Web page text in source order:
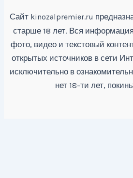
Сайт kinozalpremier.ru
старше 18 лет. Вся
фото, видео и текстовый
открытых источников в сети
исключительно в
нет 18-ти лет,